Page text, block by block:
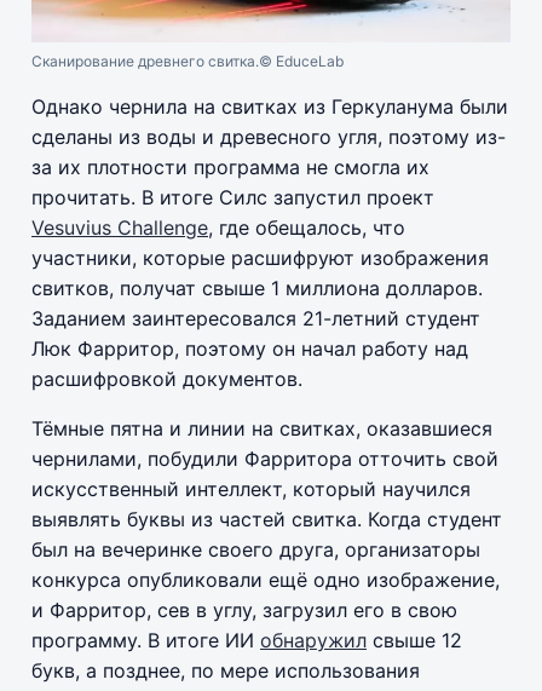
Сканирование древнего свитка.© EduceLab
Однако чернила на свитках из Геркуланума были
сделаны из воды и древесного угля, поэтому из-
за их плотности программа не смогла их
прочитать. В итоге Силс запустил проект
Vesuvius Challenge, где обещалось, что
участники, которые расшифруют изображения
свитков, получат свыше 1 миллиона долларов.
Заданием заинтересовался 21-летний студент
Люк Фарритор, поэтому он начал работу над
расшифровкой документов.
Тёмные пятна и линии на свитках, оказавшиеся
чернилами, побудили Фарритора отточить свой
искусственный интеллект, который научился
выявлять буквы из частей свитка. Когда студент
был на вечеринке своего друга, организаторы
конкурса опубликовали ещё одно изображение,
и Фарритор, сев в углу, загрузил его в свою
программу. В итоге ИИ обнаружил свыше 12
букв, а позднее, по мере использования